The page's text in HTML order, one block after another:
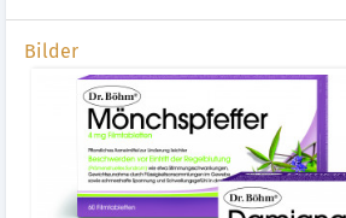
Bilder